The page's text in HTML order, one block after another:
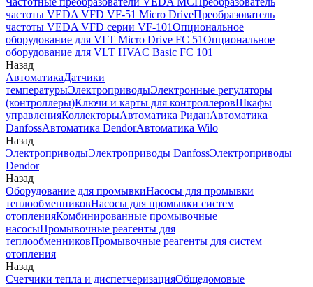
частоты VEDA VFD VF-51 Micro DriveПреобразователь
частоты VEDA VFD серии VF-101Опциональное
оборудование для VLT Micro Drive FC 51Опциональное
оборудование для VLT HVAC Basic FC 101
Назад
АвтоматикаДатчики
температурыЭлектроприводыЭлектронные регуляторы
(контроллеры)Ключи и карты для контроллеровШкафы
управленияКоллекторыАвтоматика РиданАвтоматика
DanfossАвтоматика DendorАвтоматика Wilo
Назад
ЭлектроприводыЭлектроприводы DanfossЭлектроприводы
Dendor
Назад
Оборудование для промывкиНасосы для промывки
теплообменниковНасосы для промывки систем
отопленияКомбинированные промывочные
насосыПромывочные реагенты для
теплообменниковПромывочные реагенты для систем
отопления
Назад
Счетчики тепла и диспетчеризацияОбщедомовые